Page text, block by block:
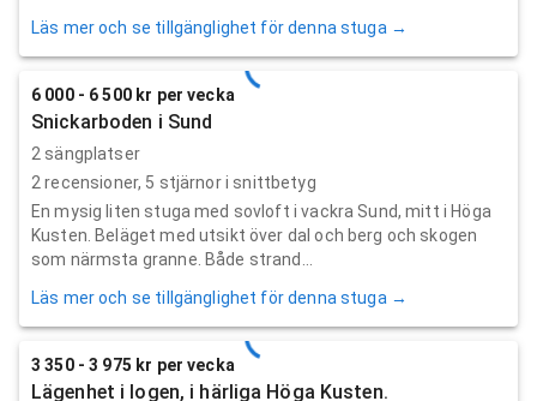
Läs mer och se tillgänglighet för denna stuga →
6 000 - 6 500 kr per vecka
Snickarboden i Sund
2 sängplatser
2 recensioner, 5 stjärnor i snittbetyg
En mysig liten stuga med sovloft i vackra Sund, mitt i Höga
Kusten. Beläget med utsikt över dal och berg och skogen
som närmsta granne. Både strand...
Läs mer och se tillgänglighet för denna stuga →
3 350 - 3 975 kr per vecka
Lägenhet i logen, i härliga Höga Kusten.